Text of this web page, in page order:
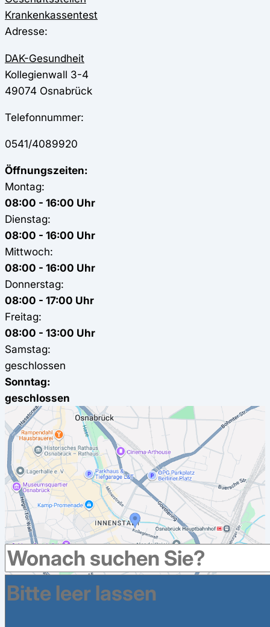
Krankenkassentest
Adresse:
DAK-Gesundheit
Kollegienwall 3-4
49074 Osnabrück
Telefonnummer:
0541/4089920
Öffnungszeiten:
Montag:
08:00 - 16:00 Uhr
Dienstag:
08:00 - 16:00 Uhr
Mittwoch:
08:00 - 16:00 Uhr
Donnerstag:
08:00 - 17:00 Uhr
Freitag:
08:00 - 13:00 Uhr
Samstag:
geschlossen
Sonntag:
geschlossen